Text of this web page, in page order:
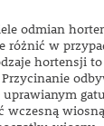
odmian
różnić w
hortensji
wczesną